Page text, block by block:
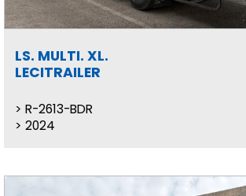
LS. MULTI. XL.
LECITRAILER
R-2613-BDR
2024